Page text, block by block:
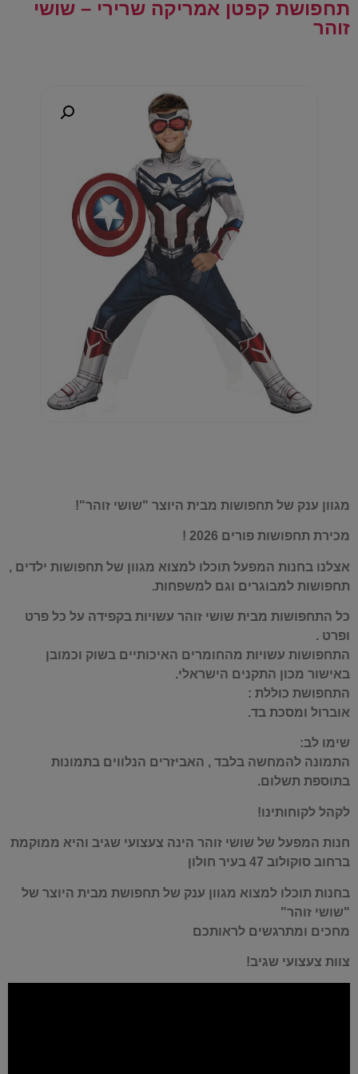
תחפושת קפטן אמריקה שרירי – שושי
זוהר
מגוון ענק של תחפושות מבית היוצר "שושי זוהר"!
מכירת תחפושות פורים 2026 !
אצלנו בחנות המפעל תוכלו למצוא מגוון של תחפושות ילדים ,
תחפושות למבוגרים וגם למשפחות.
כל התחפושות מבית שושי זוהר עשויות בקפידה על כל פרט
ופרט .
התחפושות עשויות מהחומרים האיכותיים בשוק וכמובן
באישור מכון התקנים הישראלי.
התחפושת כוללת :
אוברול ומסכת בד.
שימו לב:
התמונה להמחשה בלבד , האביזרים הנלווים בתמונות
בתוספת תשלום.
לקהל לקוחותינו!
חנות המפעל של שושי זוהר הינה צעצועי שגיב והיא ממוקמת
ברחוב סוקולוב 47 בעיר חולון
בחנות תוכלו למצוא מגוון ענק של תחפושת מבית היוצר של
"שושי זוהר"
מחכים ומתרגשים לראותכם
צוות צעצועי שגיב!